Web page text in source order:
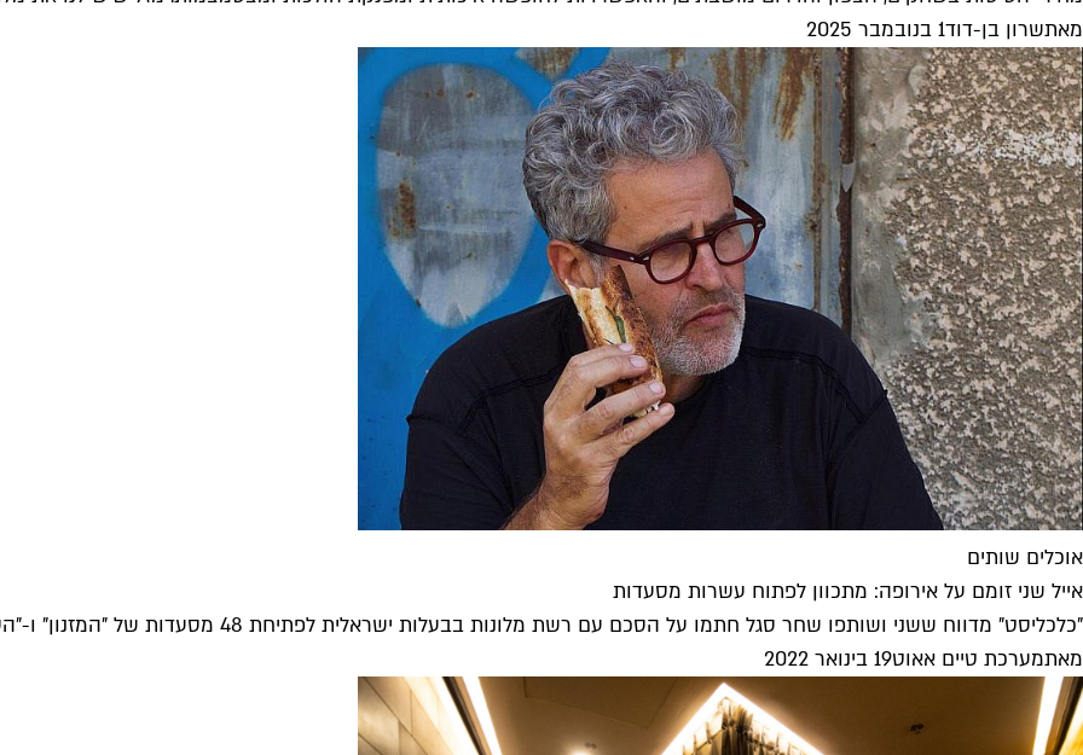
מאתשרון בן-דוד1 בנובמבר 2025
אוכלים שותים
אייל שני זומם על אירופה: מתכוון לפתוח עשרות מסעדות
"כלכליסט" מדווח ששני ושותפו שחר סגל חתמו על הסכם עם רשת מלונות בבעלות ישראלית לפתיחת 48 מסעדות של "המזנון" ו-"הסלון" במרכז...
מאתמערכת טיים אאוט19 בינואר 2022